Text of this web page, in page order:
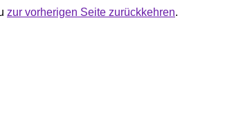
zur vorherigen Seite zurückkehren.